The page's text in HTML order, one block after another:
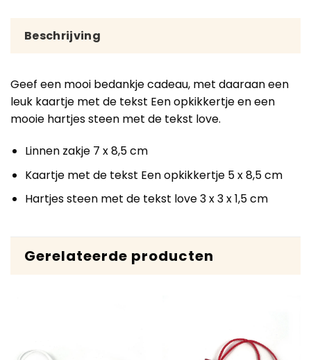
Beschrijving
Geef een mooi bedankje cadeau, met daaraan een
leuk kaartje met de tekst Een opkikkertje en een
mooie hartjes steen met de tekst love.
Linnen zakje 7 x 8,5 cm
Kaartje met de tekst Een opkikkertje 5 x 8,5 cm
Hartjes steen met de tekst love 3 x 3 x 1,5 cm
Gerelateerde producten